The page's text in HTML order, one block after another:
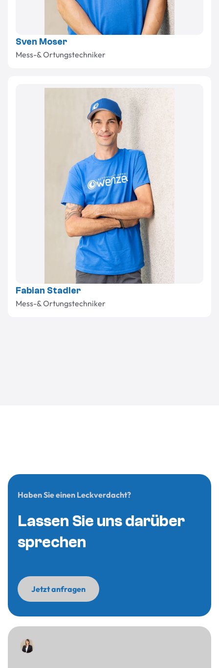
Sven Moser
Mess-& Ortungstechniker
Fabian Stadler
Mess-& Ortungstechniker
Haben Sie einen Leckverdacht?
Lassen Sie uns darüber
sprechen
Jetzt anfragen
Jetzt anfragen